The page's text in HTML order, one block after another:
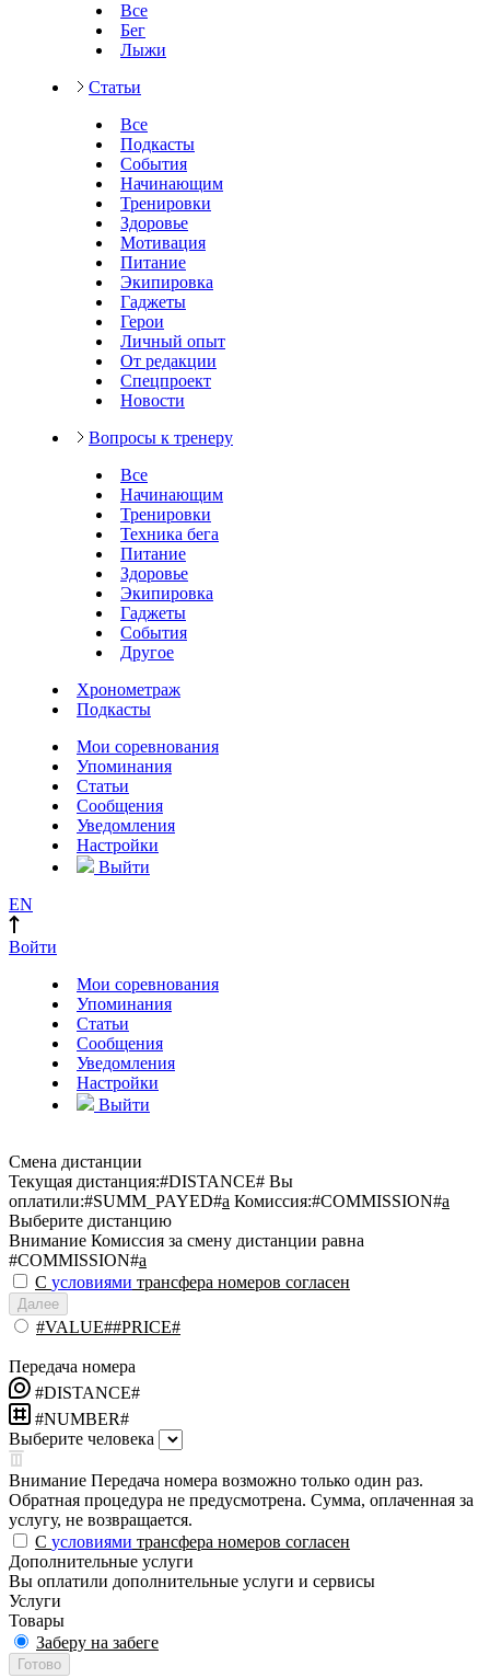
Все
Бег
Лыжи
Статьи
Все
Подкасты
События
Начинающим
Тренировки
Здоровье
Мотивация
Питание
Экипировка
Гаджеты
Герои
Личный опыт
От редакции
Спецпроект
Новости
Вопросы к тренеру
Все
Начинающим
Тренировки
Техника бега
Питание
Здоровье
Экипировка
Гаджеты
События
Другое
Хронометраж
Подкасты
Мои соревнования
Упоминания
Статьи
Сообщения
Уведомления
Настройки
Выйти
EN
Войти
Мои соревнования
Упоминания
Статьи
Сообщения
Уведомления
Настройки
Выйти
Смена дистанции
Текущая дистанция:#DISTANCE# Вы
оплатили:#SUMM_PAYED#a Комиссия:#COMMISSION#a
Выберите дистанцию
Внимание Комиссия за смену дистанции равна
#COMMISSION#a
С условиями трансфера номеров согласен
Далее
#VALUE##PRICE#
Передача номера
#DISTANCE#
#NUMBER#
Выберите человека
Внимание Передача номера возможно только один раз.
Обратная процедура не предусмотрена. Сумма, оплаченная за
услугу, не возвращается.
С условиями трансфера номеров согласен
Дополнительные услуги
Вы оплатили дополнительные услуги и сервисы
Услуги
Товары
Заберу на забеге
Готово